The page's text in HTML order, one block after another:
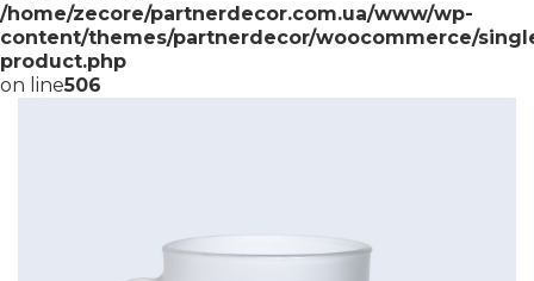
/home/zecore/partnerdecor.com.ua/www/wp-
content/themes/partnerdecor/woocommerce/
product.php
on line506